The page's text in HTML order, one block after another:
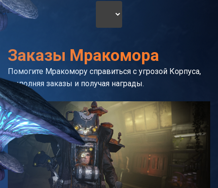
Заказы Мракомора
Помогите Мракомору справиться с угрозой Корпуса,
выполняя заказы и получая награды.